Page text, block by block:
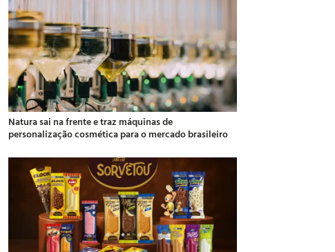
Natura sai na frente e traz máquinas de
personalização cosmética para o mercado brasileiro